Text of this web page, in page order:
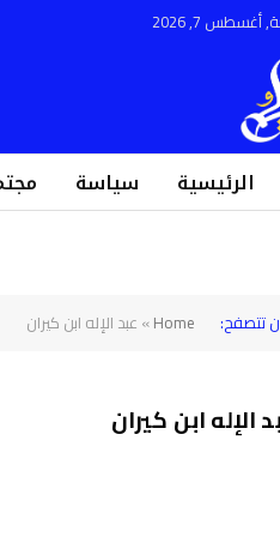
7, 2026
الرئيسية سياسة
تتصفح: Home
» عبد الإله ابن كيران
الإله ابن كيران